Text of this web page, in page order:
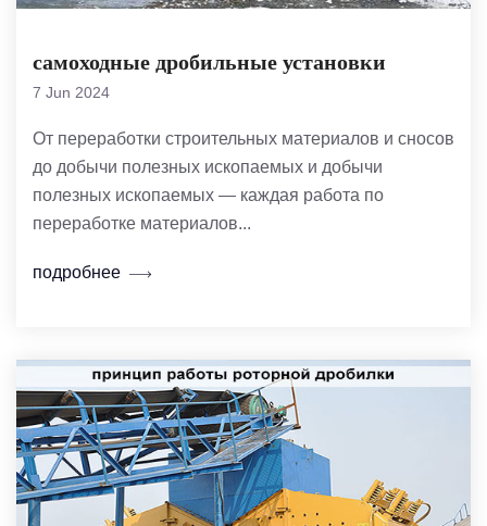
самоходные дробильные установки
7 Jun 2024
От переработки строительных материалов и сносов
до добычи полезных ископаемых и добычи
полезных ископаемых — каждая работа по
переработке материалов...
подробнее